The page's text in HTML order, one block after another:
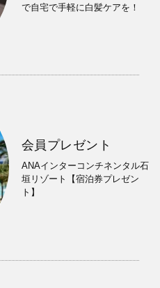
で自宅で手軽に白髪ケアを！
会員プレゼント
ANAインターコンチネンタル石
垣リゾート【宿泊券プレゼン
ト】